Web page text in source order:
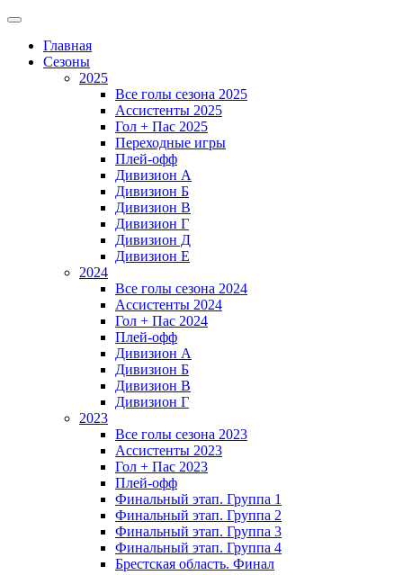
Главная
Сезоны
2025
Все голы сезона 2025
Ассистенты 2025
Гол + Пас 2025
Переходные игры
Плей-офф
Дивизион A
Дивизион Б
Дивизион В
Дивизион Г
Дивизион Д
Дивизион Е
2024
Все голы сезона 2024
Ассистенты 2024
Гол + Пас 2024
Плей-офф
Дивизион A
Дивизион Б
Дивизион В
Дивизион Г
2023
Все голы сезона 2023
Ассистенты 2023
Гол + Пас 2023
Плей-офф
Финальный этап. Группа 1
Финальный этап. Группа 2
Финальный этап. Группа 3
Финальный этап. Группа 4
Брестская область. Финал